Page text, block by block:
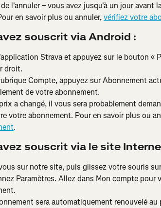
l'annuler – vous avez jusqu'à un jour avant
en savoir plus ou annuler, vérifiez votre
souscrit via Android :
Strava et appuyez sur le bouton «
droit.
Compte, appuyez sur Abonnement
de votre abonnement.
a changé, il vous sera probablement
votre abonnement. Pour en savoir plus ou
.
souscrit via le site
sur notre site, puis glissez votre souris
Paramètres. Allez dans Mon compte pour
sera automatiquement renouvelé